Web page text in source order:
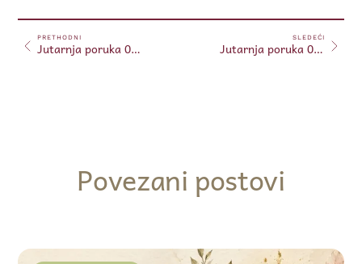
PRETHODNI
Jutarnja poruka 08.08.2024. (Free)
SLEDEĆI
Jutarnja poruka 09.08.2024. (Free)
Povezani postovi